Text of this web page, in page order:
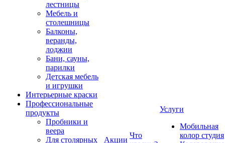
лестницы
Мебель и
столешницы
Балконы,
веранды,
лоджии
Бани, сауны,
парилки
Детская мебель
и игрушки
Интерьерные краски
Профессиональные
продукты
Пробники и
веера
Для столярных
Акции
Что
Услуги
Мобильная
колор студия